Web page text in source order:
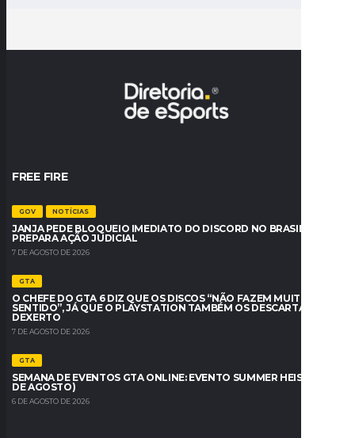
FREE FIRE
GOV NOTÍCIAS
JANJA PEDE BLOQUEIO IMEDIATO DO DISCORD NO BRASIL E AGU
PREPARA AÇÃO JUDICIAL
7 DE AGOSTO DE 2026
GTA
O CHEFE DO GTA 6 DIZ QUE OS DISCOS “NÃO FAZEM MUITO
SENTIDO”, JÁ QUE O PLAYSTATION TAMBÉM OS DESCARTA –
DEXERTO
7 DE AGOSTO DE 2026
GTA
SEMANA DE EVENTOS GTA ONLINE: EVENTO SUMMER HEIST (6 A 12
DE AGOSTO)
6 DE AGOSTO DE 2026